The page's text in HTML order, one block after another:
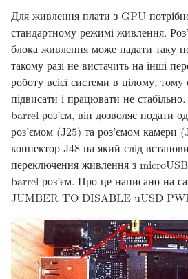
Для живлення плати з GPU
стандартному режимі живлення.
блока живлення може надати таку
такому разі не вистачить на інші
роботу всієї системи в цілому,
підвисати і працювати не
barrel роз’єм, він дозволяє подати
роз’ємом (J25) та роз’ємом камери
коннектор J48 на який слід
переключення живлення з
barrel роз’єм. Про це написано на
JUMBER TO DISABLE uUSD